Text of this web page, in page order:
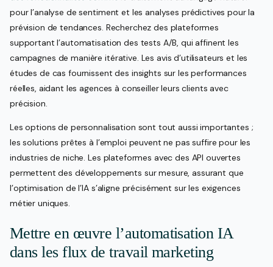
pour l’analyse de sentiment et les analyses prédictives pour la
prévision de tendances. Recherchez des plateformes
supportant l’automatisation des tests A/B, qui affinent les
campagnes de manière itérative. Les avis d’utilisateurs et les
études de cas fournissent des insights sur les performances
réelles, aidant les agences à conseiller leurs clients avec
précision.
Les options de personnalisation sont tout aussi importantes ;
les solutions prêtes à l’emploi peuvent ne pas suffire pour les
industries de niche. Les plateformes avec des API ouvertes
permettent des développements sur mesure, assurant que
l’optimisation de l’IA s’aligne précisément sur les exigences
métier uniques.
Mettre en œuvre l’automatisation IA
dans les flux de travail marketing